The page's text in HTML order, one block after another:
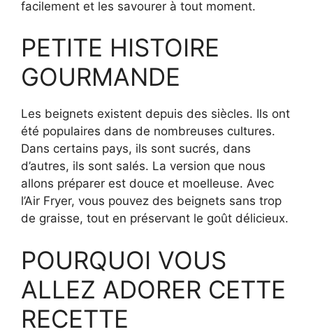
facilement et les savourer à tout moment.
PETITE HISTOIRE
GOURMANDE
Les beignets existent depuis des siècles. Ils ont
été populaires dans de nombreuses cultures.
Dans certains pays, ils sont sucrés, dans
d’autres, ils sont salés. La version que nous
allons préparer est douce et moelleuse. Avec
l’Air Fryer, vous pouvez des beignets sans trop
de graisse, tout en préservant le goût délicieux.
POURQUOI VOUS
ALLEZ ADORER CETTE
RECETTE